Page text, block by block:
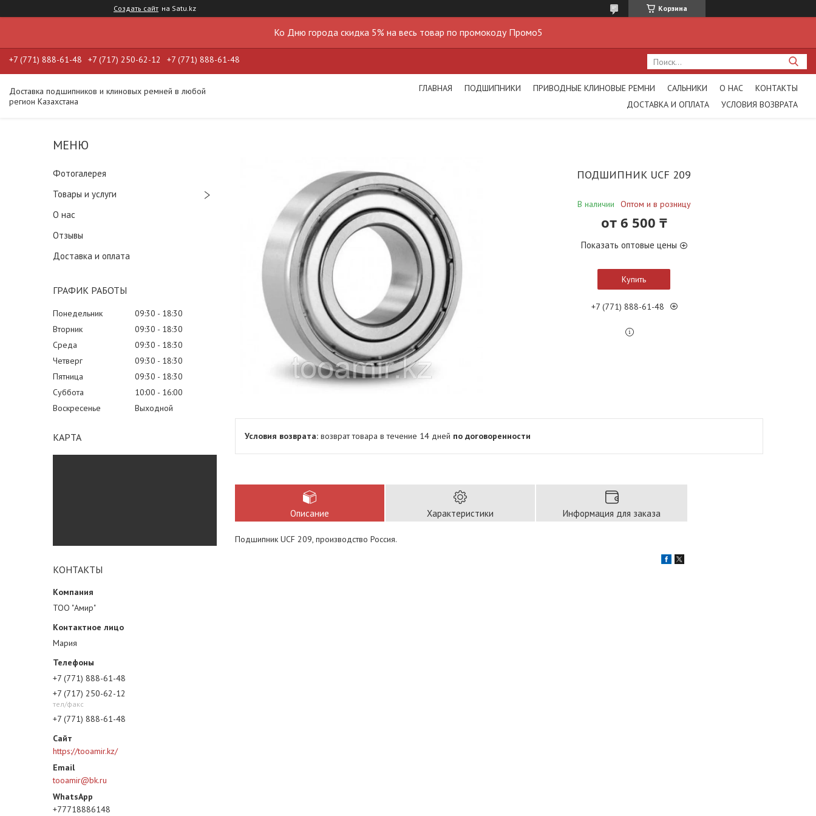
Создать сайт на Satu.kz Корзина
Ко Дню города скидка 5% на весь товар по промокоду Промо5
+7 (771) 888-61-48 +7 (717) 250-62-12 +7 (771) 888-61-48
Доставка подшипников и клиновых ремней в любой
регион Казахстана
ГЛАВНАЯ ПОДШИПНИКИ ПРИВОДНЫЕ КЛИНОВЫЕ РЕМНИ САЛЬНИКИ О НАС
КОНТАКТЫ
ДОСТАВКА И ОПЛАТА
УСЛОВИЯ ВОЗВРАТА
Фотогалерея
Товары и услуги
О нас
Отзывы
Доставка и оплата
ГРАФИК РАБОТЫ
Понедельник 09:30
18:30
Вторник
09:30
18:30
Среда
09:30
18:30
Четверг
09:30
18:30
Пятница
09:30
18:30
Суббота
10:00
16:00
Воскресенье
Выходной
КАРТА
КОНТАКТЫ
ТОО "Амир"
Мария
+7 (771) 888-61-48
+7 (717) 250-62-12
тел/факс
+7 (771) 888-61-48
https://tooamir.kz/
tooamir@bk.ru
+77718886148
ПОДШИПНИК UCF 209
В наличии Оптом и в розницу
от 6 500 ₸
Показать оптовые цены
Купить
+7 (771) 888-61-48
возврат товара в течение 14 дней по договоренности
Описание Характеристики Информация для заказа
Подшипник UCF 209, производство Россия.